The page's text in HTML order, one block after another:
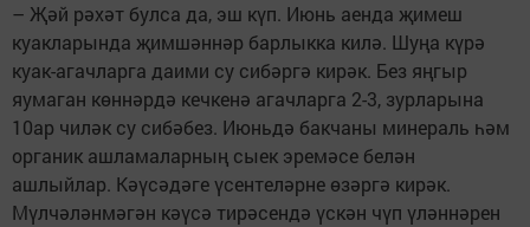
– Җәй рәхәт булса да, эш күп. Июнь аенда җимеш
куакларында җимшәннәр барлыкка килә. Шуңа күрә
куак-агачларга даими су сибәргә кирәк. Без яңгыр
яумаган көннәрдә кечкенә агачларга 2-3, зурларына
10ар чиләк су сибәбез. Июньдә бакчаны минераль һәм
органик ашламаларның сыек эремәсе белән
ашлыйлар. Кәүсәдәге үсентеләрне өзәргә кирәк.
Мүлчәләнмәгән кәүсә тирәсендә үскән чүп үләннәрен